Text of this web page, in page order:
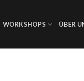
WORKSHOPS ÜBER